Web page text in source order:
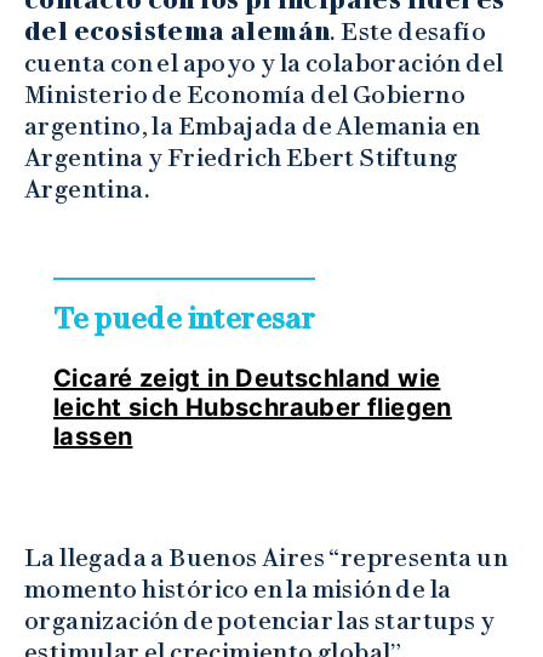
del ecosistema alemán. Este desafío
cuenta con el apoyo y la colaboración del
Ministerio de Economía del Gobierno
argentino, la Embajada de Alemania en
Argentina y Friedrich Ebert Stiftung
Argentina.
Te puede interesar
Cicaré zeigt in Deutschland wie
leicht sich Hubschrauber fliegen
lassen
La llegada a Buenos Aires “representa un
momento histórico en la misión de la
organización de potenciar las startups y